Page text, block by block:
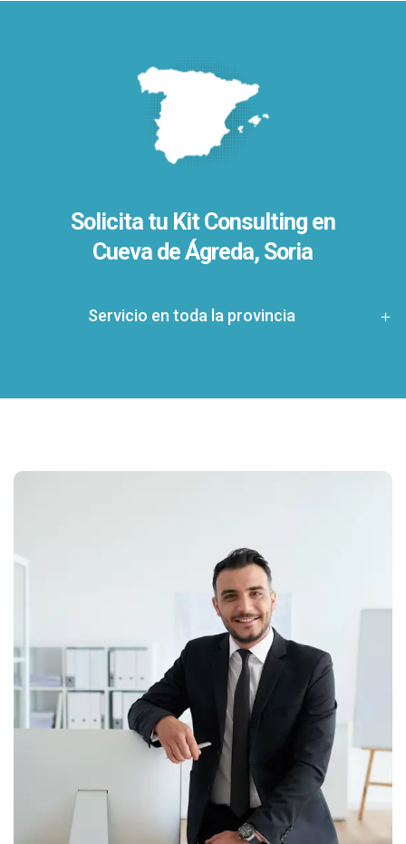
Solicita tu Kit Consulting en
Cueva de Ágreda, Soria
Servicio en toda la provincia